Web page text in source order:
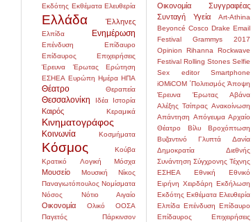
Εκδότης Εκθέματα Ελευθερία
Ελλάδα Έλληνες
Ελπίδα Ενημέρωση
Επένδυση
Επίδαυρο
Επίδαυρος
Επιχειρήσεις
Έρευνα
Έρωτας
Ερώτηση
ΕΣΗΕΑ Ευρώπη Ημέρα ΗΠΑ
Θέατρο Θεραπεία
Θεσσαλονίκη Ιδέα Ιστορία
Καιρός Κεραμικά
Κινηματογράφος
Κοινωνία Κοσμήματα
Κόσμος
Κούβα
Κρατικό
Λογική Μόσχα
Μουσείο Μουσική
Νίκος
Παναγιωτόπουλος Νομίσματα
Νόσος
Νότιο Αιγαίο
Οικονομία Ολικό
ΟΟΣΑ
Παγετός
Πάρκινσον
Οικονομία
Συγγραφέας
Συνταγή
Υγεία
Art-Athina
Beyoncé Cosco Drake Email
Festival
Grammys 2017
Opinion
Rihanna
Rockwave
Festival Rolling Stones Selfie
Sex editor
Smartphone
iOMiCOM ΄Πολιτισμός Άποψη
Έρευνα
Έρωτας
Αβάνα
Αλέξης Τσίπρας Ανακοίνωση
Απάντηση Απόγευμα Αρχαίο
Θέατρο
Βίλυ
Βροχόπτωση
Βυζαντινό
Γλυπτά
Δανία
Δημοκρατία
Διεθνής
Συνάντηση Σύγχρονης Τέχνης
ΕΣΗΕΑ
Εθνική
Εθνικό
Ειρήνη Χειρδάρη Εκδήλωση
Εκδότης Εκθέματα Ελευθερία
Ελπίδα Επένδυση Επίδαυρο
Επίδαυρος
Επιχειρήσεις